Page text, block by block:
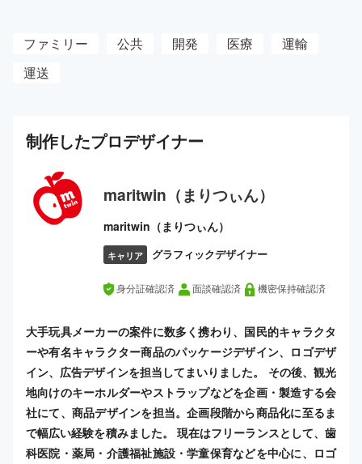
ファミリー 公共 開発 医療
運輸
運送
制作したプロデザイナー
maritwin（まりつぃん）
maritwin（まりつぃん）
キャリア グラフィックデザイナー
身分証確認済 面談確認済 機密保持確認済
大手玩具メーカーの案件に数多く携わり、国民的キャラクタ
ーや有名キャラクター商品のパッケージデザイン、ロゴデザ
イン、広告デザインを担当してまいりました。 その後、観光
地向けのキーホルダーやストラップなどを企画・製造する会
社にて、商品デザインを担当。企画段階から商品化に至るま
で幅広い経験を積みました。 現在はフリーランスとして、歯
科医院・薬局・介護福祉施設・学童保育などを中心に、ロゴ